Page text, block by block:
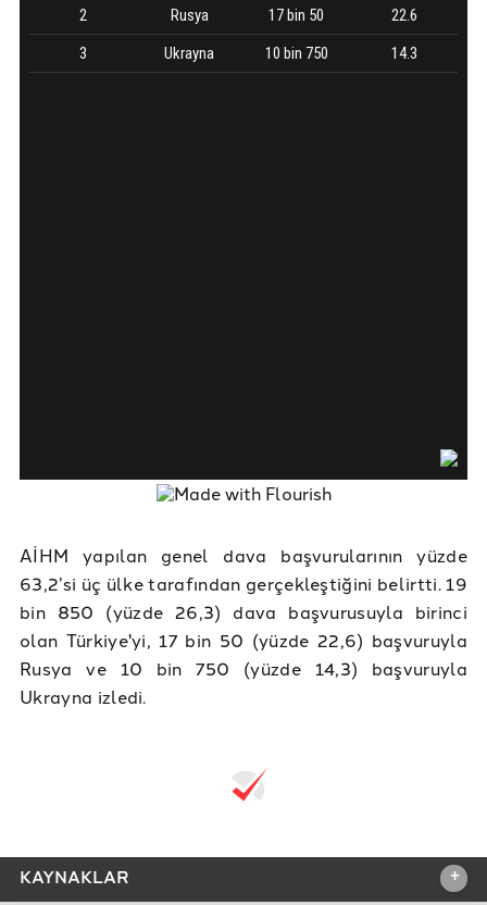
AİHM yapılan genel dava başvurularının yüzde
63,2’si üç ülke tarafından gerçekleştiğini belirtti. 19
bin 850 (yüzde 26,3) dava başvurusuyla birinci
olan Türkiye'yi, 17 bin 50 (yüzde 22,6) başvuruyla
Rusya ve 10 bin 750 (yüzde 14,3) başvuruyla
Ukrayna izledi.
KAYNAKLAR +